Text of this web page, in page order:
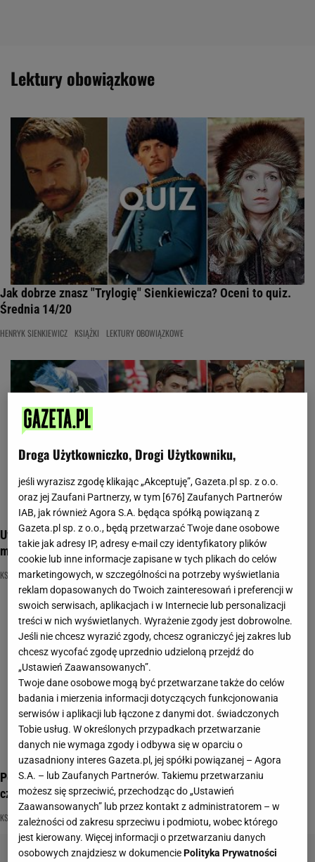
Lektury obowiązkowe
Jak dobrze znasz "Trylogię" Sienkiewicza? Oceni to quiz.
Średnia 14/20
HENRYK SIENKIEWICZ KSIĄŻKI LEKTURY OBOWIĄZKOWE
Uważasz się za osobę oczytaną? Oceni to ten quiz. 10/16 to
minimum
KSIĄŻKI LEKTURA LEKTURY OBOWIĄZKOWE
Poznasz lektury szkolne po cytacie? Ten quiz oceni, kto
czytał książki
KSIĄŻKI LEKTURA LEKTURY OBOWIĄZKOWE
Droga Użytkowniczko, Drogi Użytkowniku,
jeśli wyrazisz zgodę klikając „Akceptuję”, Gazeta.pl sp. z o.o.
oraz jej Zaufani Partnerzy, w tym [ 676 ] Zaufanych Partnerów
IAB, jak również Agora S.A. będąca spółką powiązaną z
Gazeta.pl sp. z o.o., będą przetwarzać Twoje dane osobowe
takie jak adresy IP, adresy e-mail czy identyfikatory plików
cookie lub inne informacje zapisane w tych plikach do celów
marketingowych, w szczególności na potrzeby wyświetlania
reklam dopasowanych do Twoich zainteresowań i preferencji w
swoich serwisach, aplikacjach i w Internecie lub personalizacji
treści w nich wyświetlanych. Wyrażenie zgody jest dobrowolne.
Jeśli nie chcesz wyrazić zgody, chcesz ograniczyć jej zakres lub
chcesz wycofać zgodę uprzednio udzieloną przejdź do
„Ustawień Zaawansowanych”.
Twoje dane osobowe mogą być przetwarzane także do celów
badania i mierzenia informacji dotyczących funkcjonowania
serwisów i aplikacji lub łączone z danymi dot. świadczonych
Tobie usług. W określonych przypadkach przetwarzanie
danych nie wymaga zgody i odbywa się w oparciu o
uzasadniony interes Gazeta.pl, jej spółki powiązanej – Agora
S.A. – lub Zaufanych Partnerów. Takiemu przetwarzaniu
możesz się sprzeciwić, przechodząc do „Ustawień
Zaawansowanych” lub przez kontakt z administratorem – w
zależności od zakresu sprzeciwu i podmiotu, wobec którego
jest kierowany. Więcej informacji o przetwarzaniu danych
osobowych znajdziesz w dokumencie Polityka Prywatności